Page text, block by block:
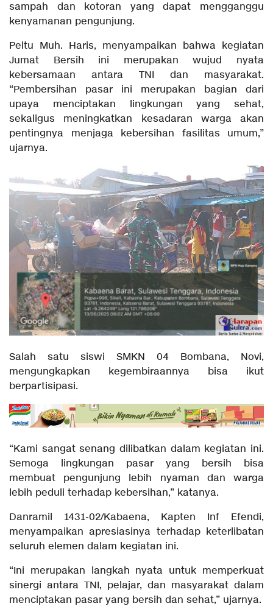
sampah dan kotoran yang dapat mengganggu
kenyamanan pengunjung.
Peltu Muh. Haris, menyampaikan bahwa kegiatan
Jumat Bersih ini merupakan wujud nyata
kebersamaan antara TNI dan masyarakat.
“Pembersihan pasar ini merupakan bagian dari
upaya menciptakan lingkungan yang sehat,
sekaligus meningkatkan kesadaran warga akan
pentingnya menjaga kebersihan fasilitas umum,”
ujarnya.
Salah satu siswi SMKN 04 Bombana, Novi,
mengungkapkan kegembiraannya bisa ikut
berpartisipasi.
“Kami sangat senang dilibatkan dalam kegiatan ini.
Semoga lingkungan pasar yang bersih bisa
membuat pengunjung lebih nyaman dan warga
lebih peduli terhadap kebersihan,” katanya.
Danramil 1431-02/Kabaena, Kapten Inf Efendi,
menyampaikan apresiasinya terhadap keterlibatan
seluruh elemen dalam kegiatan ini.
“Ini merupakan langkah nyata untuk memperkuat
sinergi antara TNI, pelajar, dan masyarakat dalam
menciptakan pasar yang bersih dan sehat,” ujarnya.